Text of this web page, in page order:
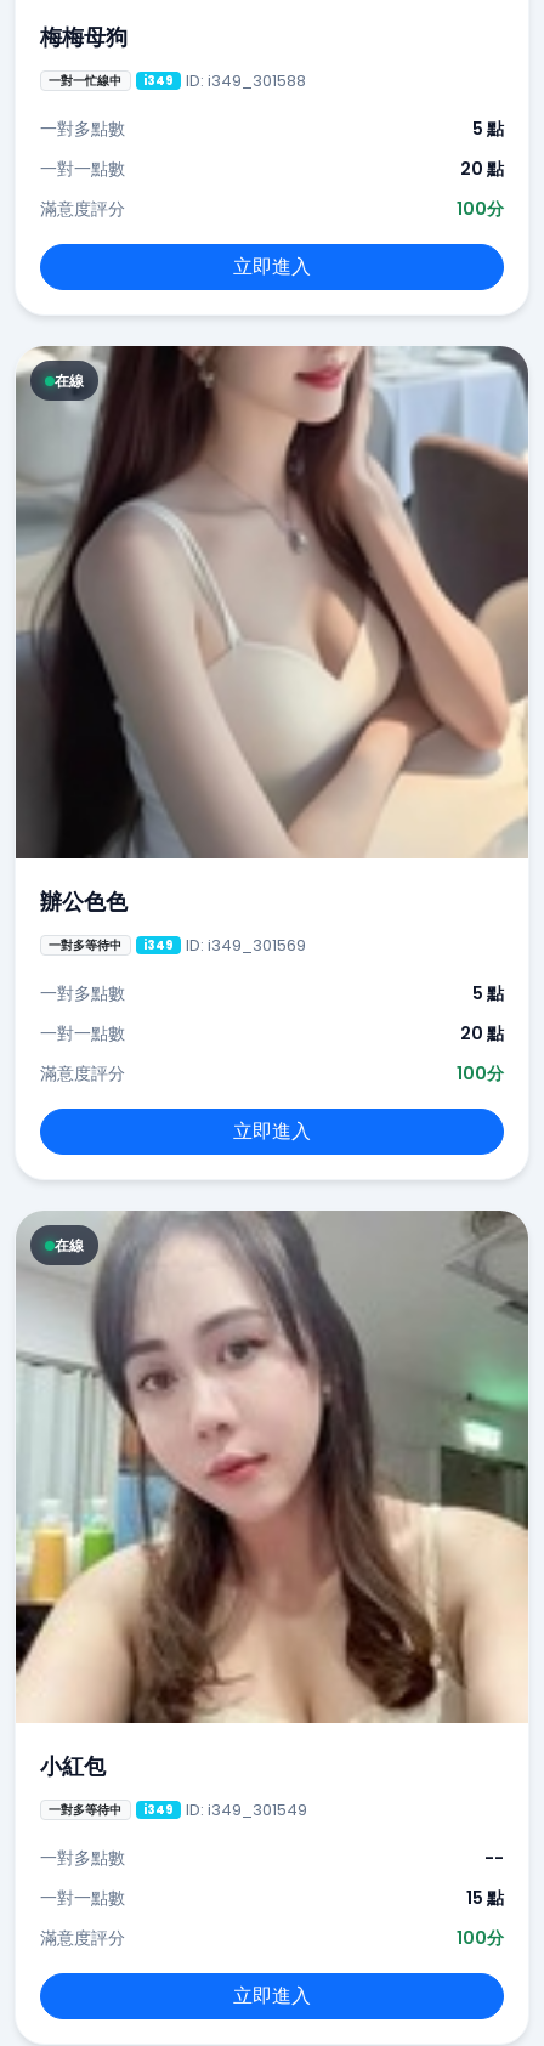
梅梅母狗
一對一忙線中 i349 ID: i349_301588
一對多點數
5 點
一對一點數
20 點
滿意度評分
100分
立即進入
在線
辦公色色
一對多等待中 i349 ID: i349_301569
一對多點數
5 點
一對一點數
20 點
滿意度評分
100分
立即進入
在線
小紅包
一對多等待中 i349 ID: i349_301549
一對多點數
--
一對一點數
15 點
滿意度評分
100分
立即進入